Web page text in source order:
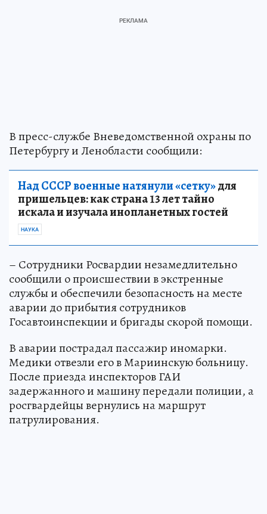
В пресс-службе Вневедомственной охраны по
Петербургу и Ленобласти сообщили:
Над СССР военные натянули «сетку»для
пришельцев: как страна 13 лет тайно
искала и изучала инопланетных гостей
НАУКА
– Сотрудники Росвардии незамедлительно
сообщили о происшествии в экстренные
службы и обеспечили безопасность на месте
аварии до прибытия сотрудников
Госавтоинспекции и бригады скорой помощи.
В аварии пострадал пассажир иномарки.
Медики отвезли его в Мариинскую больницу.
После приезда инспекторов ГАИ
задержанного и машину передали полиции, а
росгвардейцы вернулись на маршрут
патрулирования.